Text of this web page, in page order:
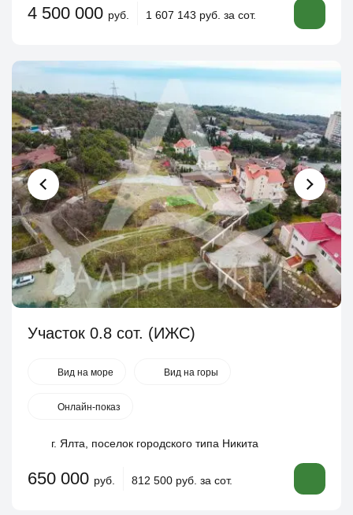
4 500 000 руб. 1 607 143 руб. за сот.
Участок 0.8 сот. (ИЖС)
Вид на море Вид на горы
Онлайн-показ
г. Ялта, поселок городского типа Никита
650 000 руб. 812 500 руб. за сот.